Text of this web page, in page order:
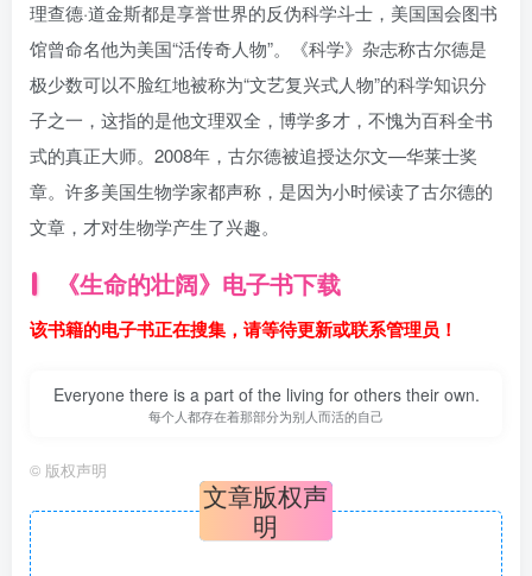
理查德·道金斯都是享誉世界的反伪科学斗士，美国国会图书
馆曾命名他为美国“活传奇人物”。《科学》杂志称古尔德是
极少数可以不脸红地被称为“文艺复兴式人物”的科学知识分
子之一，这指的是他文理双全，博学多才，不愧为百科全书
式的真正大师。2008年，古尔德被追授达尔文—华莱士奖
章。许多美国生物学家都声称，是因为小时候读了古尔德的
文章，才对生物学产生了兴趣。
《生命的壮阔》电子书下载
该书籍的电子书正在搜集，请等待更新或联系管理员！
Everyone there is a part of the living for others their own.
每个人都存在着那部分为别人而活的自己
© 版权声明
文章版权声
明